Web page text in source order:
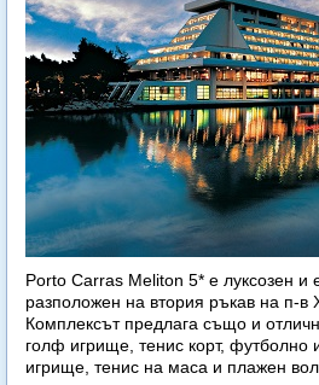
Porto Carras Meliton 5* е луксозен и
разположен на втория ръкав на п-в
Комплексът предлага също и
голф игрище, тенис корт, футболно
игрище, тенис на маса и плажен